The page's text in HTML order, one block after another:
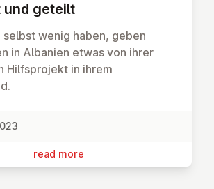
und geteilt
selbst wenig haben, geben
in Albanien etwas von ihrer
Hilfsprojekt in ihrem
read more